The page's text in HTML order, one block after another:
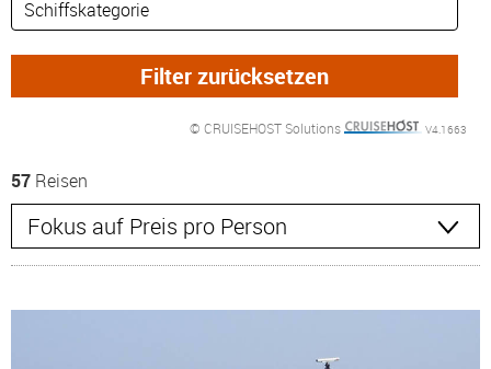
© CRUISEHOST Solutions V4.1663
57 Reisen